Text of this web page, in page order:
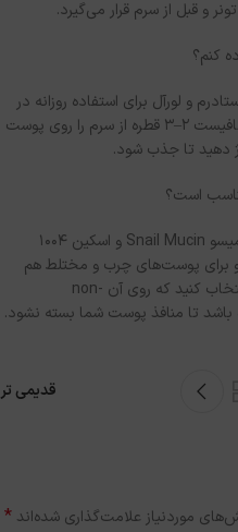
و قبل از سرم قرار می‌گیرد.
کنم؟
و لورآل برای استفاده روزانه در
۲ –
۳ قطره از سرم را روی پوست
دهید تا جذب شود.
است؟
Snail Mucin و اسکین 1004
برای پوست‌های چرب و مختلط هم
کنید که روی آن non-
باشد تا منافذ پوست شما بسته نشود.
قدیمی تر
موردنیاز علامت‌گذاری شده‌اند *